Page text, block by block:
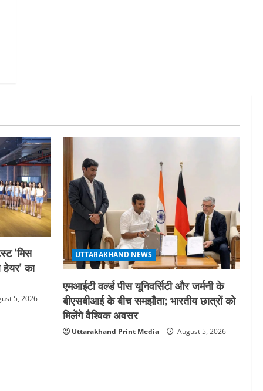
‘मिस
का
5, 2026
UTTARAKHAND NEWS
एमआईटी वर्ल्ड पीस यूनिवर्सिटी और जर्मनी के
बीएसबीआई के बीच समझौता; भारतीय छात्रों को
मिलेंगे वैश्विक अवसर
Uttarakhand Print Media August 5, 2026